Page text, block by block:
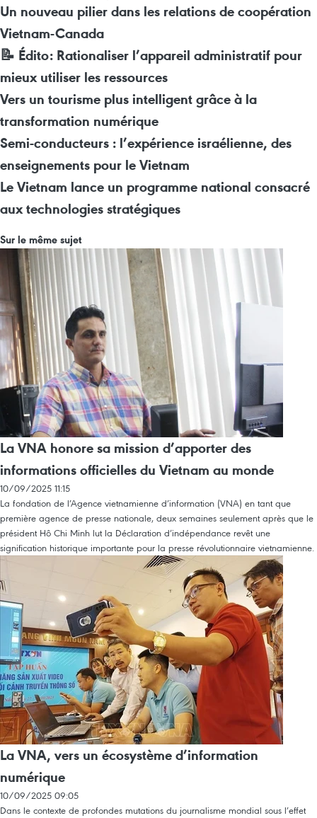
Un nouveau pilier dans les relations de coopération
Vietnam-Canada
📝 Édito: Rationaliser l’appareil administratif pour
mieux utiliser les ressources
Vers un tourisme plus intelligent grâce à la
transformation numérique
Semi-conducteurs : l’expérience israélienne, des
enseignements pour le Vietnam
Le Vietnam lance un programme national consacré
aux technologies stratégiques
Sur le même sujet
La VNA honore sa mission d’apporter des
informations officielles du Vietnam au monde
10/09/2025 11:15
La fondation de l’Agence vietnamienne d’information (VNA) en tant que
première agence de presse nationale, deux semaines seulement après que le
président Hô Chi Minh lut la Déclaration d’indépendance revêt une
signification historique importante pour la presse révolutionnaire vietnamienne.
La VNA, vers un écosystème d’information
numérique
10/09/2025 09:05
Dans le contexte de profondes mutations du journalisme mondial sous l’effet